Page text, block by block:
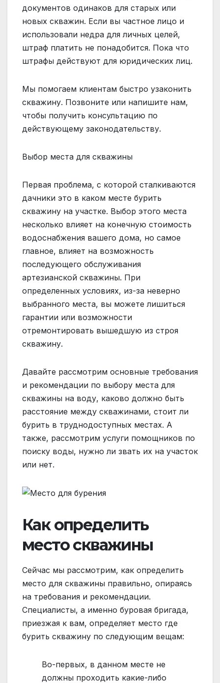
документов одинаков для старых или
новых скважин. Если вы частное лицо и
использовали недра для личных целей,
штраф платить не понадобится. Пока что
штрафы действуют для юридических лиц.
Мы помогаем клиентам быстро узаконить
скважину. Позвоните или напишите нам,
чтобы получить консультацию по
действующему законодательству.
Выбор места для скважины
Первая проблема, с которой сталкиваются
дачники это в каком месте бурить
скважину на участке. Выбор этого места
несколько влияет на конечную стоимость
водоснабжения вашего дома, но самое
главное, влияет на возможность
последующего обслуживания
артезианской скважины. При
определенных условиях, из-за неверно
выбранного места, вы можете лишиться
гарантии или возможности
отремонтировать вышедшую из строя
скважину.
Давайте рассмотрим основные требования
и рекомендации по выбору места для
скважины на воду, каково должно быть
расстояние между скважинами, стоит ли
бурить в труднодоступных местах. А
также, рассмотрим услуги помощников по
поиску воды, нужно ли звать их на участок
или нет.
Как определить
место скважины
Сейчас мы рассмотрим, как определить
место для скважины правильно, опираясь
на требования и рекомендации.
Специалисты, а именно буровая бригада,
приезжая к вам, определяет место где
бурить скважину по следующим вещам:
Во-первых, в данном месте не
должны проходить какие-либо